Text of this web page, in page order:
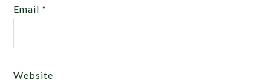
Email*
Website